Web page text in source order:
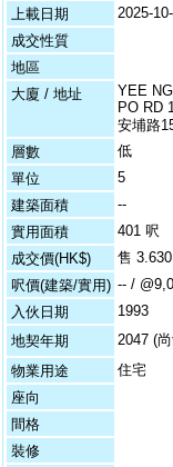
上載日期
2025-
成交性質
地區
大廈 / 地址
YEE
PO RD
安埔路
層數
低
單位
5
建築面積
--
實用面積
401 呎
成交價(HK$)
售
呎價(建築/實用) -- /
入伙日期
1993
地契年期
2047 (
物業用途
住宅
座向
間格
裝修